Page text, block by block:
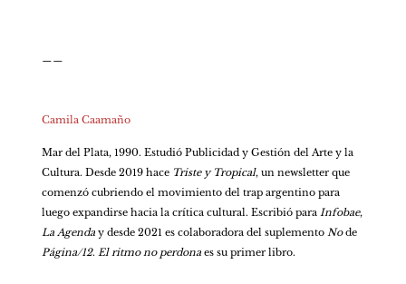
Camila Caamaño
Mar del Plata, 1990. Estudió Publicidad y Gestión del Arte y la
Cultura. Desde 2019 hace Triste y Tropical, un newsletter que
comenzó cubriendo el movimiento del trap argentino para
luego expandirse hacia la crítica cultural. Escribió para Infobae
La Agenda y desde 2021 es colaboradora del suplemento No
de
Página/12. El ritmo no perdona es su primer libro.